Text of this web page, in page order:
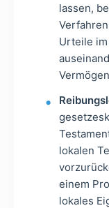
lassen,
Urteile
lokalen
einem
lokales